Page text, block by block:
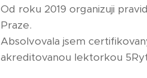
Od roku 2019 organizuji
Praze.
Absolvovala jsem
akreditovanou lektorkou